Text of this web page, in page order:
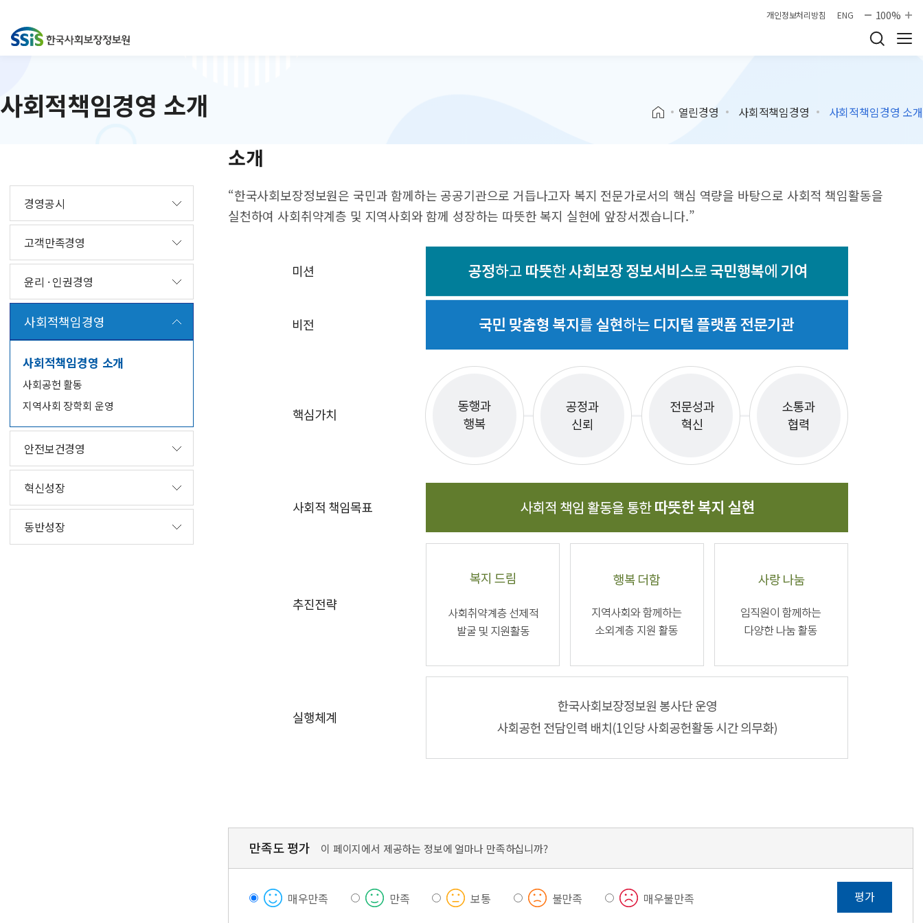
개인정보처리방침 ENG 100%
사회적책임경영 소개 열린경영 사회적책임경영 사회적책임경영 소개
경영공시
고객만족경영
윤리 · 인권경영
사회적책임경영
사회적책임경영 소개
사회공헌 활동
지역사회 장학회 운영
안전보건경영
혁신성장
동반성장
소개
“한국사회보장정보원은 국민과 함께하는 공공기관으로 거듭나고자 복지 전문가로서의 핵심 역량을 바탕으로 사회적 책임활동을
실천하여 사회취약계층 및 지역사회와 함께 성장하는 따뜻한 복지 실현에 앞장서겠습니다.”
만족도 평가 이 페이지에서 제공하는 정보에 얼마나 만족하십니까?
매우만족 만족 보통 불만족 매우불만족 평가